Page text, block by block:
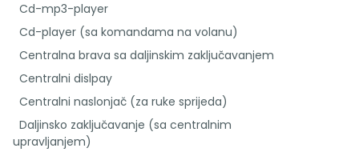
Cd-mp3-player
Cd-player (sa komandama na volanu)
Centralna brava sa daljinskim zaključavanjem
Centralni dislpay
Centralni naslonjač (za ruke sprijeda)
Daljinsko zaključavanje (sa centralnim
upravljanjem)